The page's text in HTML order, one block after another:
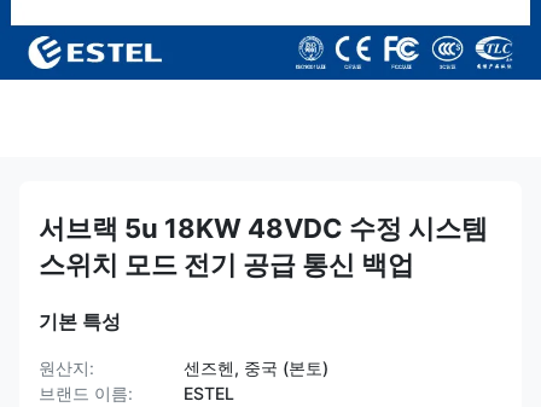
서브랙 5u 18KW 48VDC 수정 시스템
스위치 모드 전기 공급 통신 백업
기본 특성
원산지:
센즈헨, 중국 (본토)
브랜드 이름:
ESTEL